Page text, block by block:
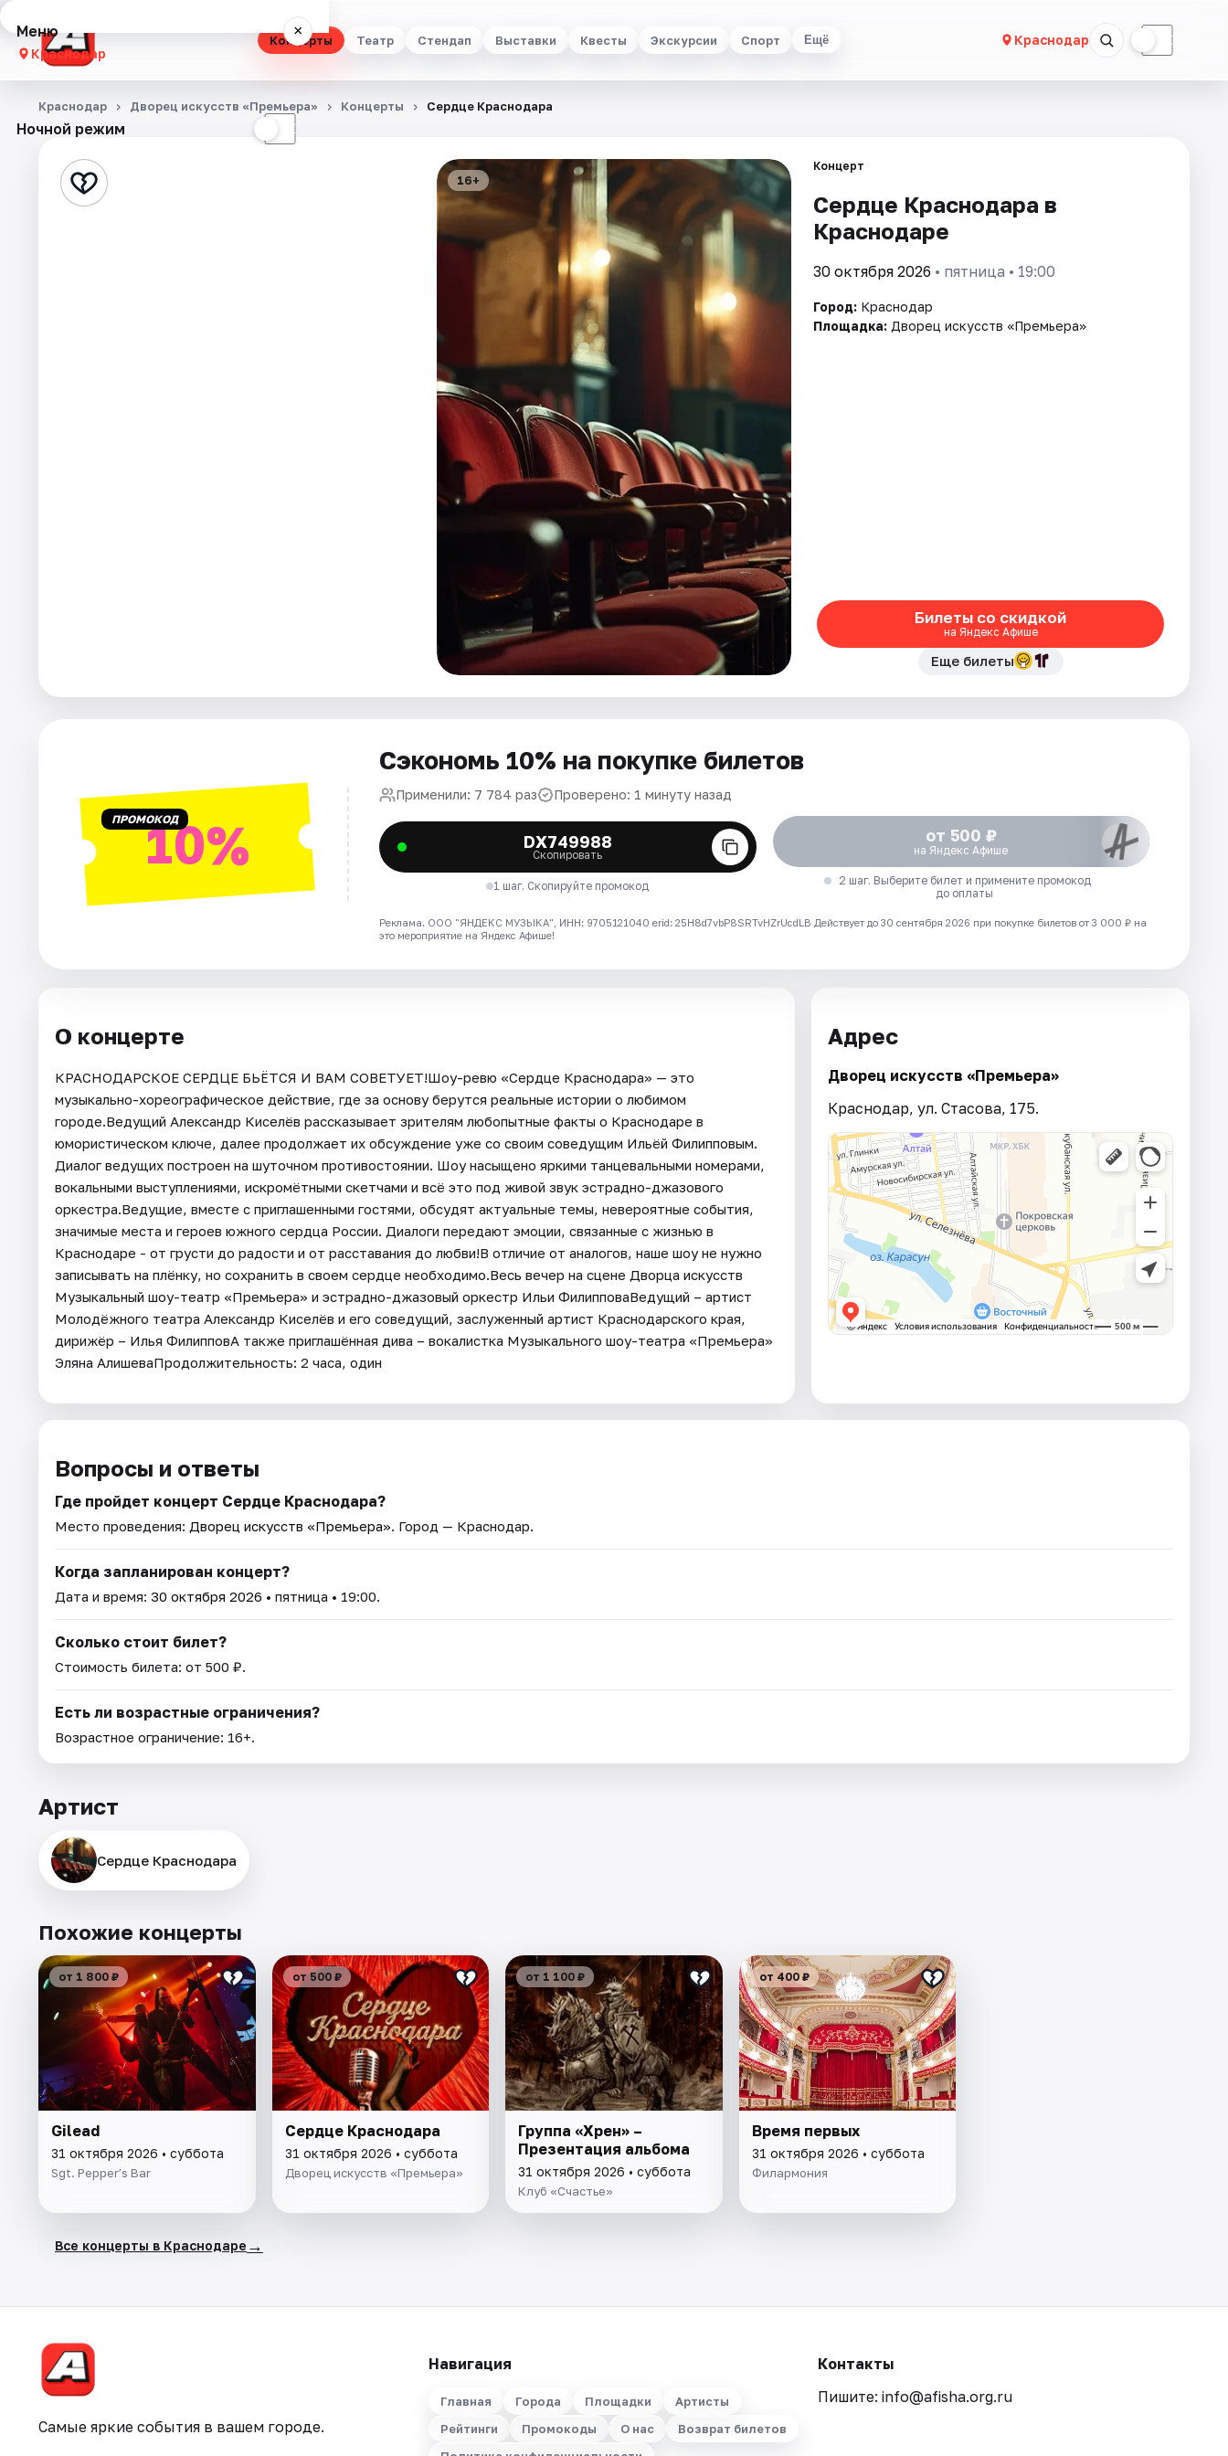
Концерты Театр Стендап Выставки Квесты Экскурсии Спорт Ещё Краснодар ☾
Меню ×
Краснодар
Концерты
Стендап
Ночной режим ☾
Краснодар Дворец искусств «Премьера» Концерты Сердце Краснодара
16+
Концерт
Сердце Краснодара в
Краснодаре
30 октября 2026 • пятница • 19:00
Город: Краснодар
Площадка: Дворец искусств «Премьера»
Билеты со скидкой
на Яндекс Афише
Еще билеты
ПРОМОКОД10%
Сэкономь 10% на покупке билетов
Применили: 7 784 раз Проверено: 1 минуту назад
DX749988
Скопировать
1 шаг. Скопируйте промокод
от 500 ₽
на Яндекс Афише
2 шаг. Выберите билет и примените промокод
до оплаты
Реклама. ООО "ЯНДЕКС МУЗЫКА", ИНН: 9705121040 erid: 25H8d7vbP8SRTvHZrUcdLB Действует до 30 сентября 2026 при покупке билетов от 3 000 ₽ на
это мероприятие на Яндекс Афише!
О концерте
КРАСНОДАРСКОЕ СЕРДЦЕ БЬЁТСЯ И ВАМ СОВЕТУЕТ!Шоу-ревю «Сердце Краснодара» — это
музыкально-хореографическое действие, где за основу берутся реальные истории о любимом
городе.Ведущий Александр Киселёв рассказывает зрителям любопытные факты о Краснодаре в
юмористическом ключе, далее продолжает их обсуждение уже со своим соведущим Ильёй Филипповым.
Диалог ведущих построен на шуточном противостоянии. Шоу насыщено яркими танцевальными номерами,
вокальными выступлениями, искромётными скетчами и всё это под живой звук эстрадно-джазового
оркестра.Ведущие, вместе с приглашенными гостями, обсудят актуальные темы, невероятные события,
значимые места и героев южного сердца России. Диалоги передают эмоции, связанные с жизнью в
Краснодаре - от грусти до радости и от расставания до любви!В отличие от аналогов, наше шоу не нужно
записывать на плёнку, но сохранить в своем сердце необходимо.Весь вечер на сцене Дворца искусств
Музыкальный шоу-театр «Премьера» и эстрадно-джазовый оркестр Ильи ФилипповаВедущий – артист
Молодёжного театра Александр Киселёв и его соведущий, заслуженный артист Краснодарского края,
дирижёр – Илья ФилипповА также приглашённая дива – вокалистка Музыкального шоу-театра «Премьера»
Эляна АлишеваПродолжительность: 2 часа, один
Адрес
Дворец искусств «Премьера»
Краснодар, ул. Стасова, 175.
Вопросы и ответы
Где пройдет концерт Сердце Краснодара?
Место проведения: Дворец искусств «Премьера». Город — Краснодар.
Когда запланирован концерт?
Дата и время: 30 октября 2026 • пятница • 19:00.
Сколько стоит билет?
Стоимость билета: от 500 ₽.
Есть ли возрастные ограничения?
Возрастное ограничение: 16+.
Артист
Сердце Краснодара
Похожие концерты
от 1 800 ₽
Gilead
31 октября 2026 • суббота
Sgt. Pepper’s Bar
от 500 ₽
Сердце Краснодара
31 октября 2026 • суббота
Дворец искусств «Премьера»
от 1 100 ₽
Группа «Хрен» –
Презентация альбома
31 октября 2026 • суббота
Клуб «Счастье»
от 400 ₽
Время первых
31 октября 2026 • суббота
Филармония
Все концерты в Краснодаре →
Самые яркие события в вашем городе.
Навигация
Главная Города Площадки
Артисты
Рейтинги
Промокоды О нас
Возврат билетов
Контакты
Пишите: info@afisha.org.ru